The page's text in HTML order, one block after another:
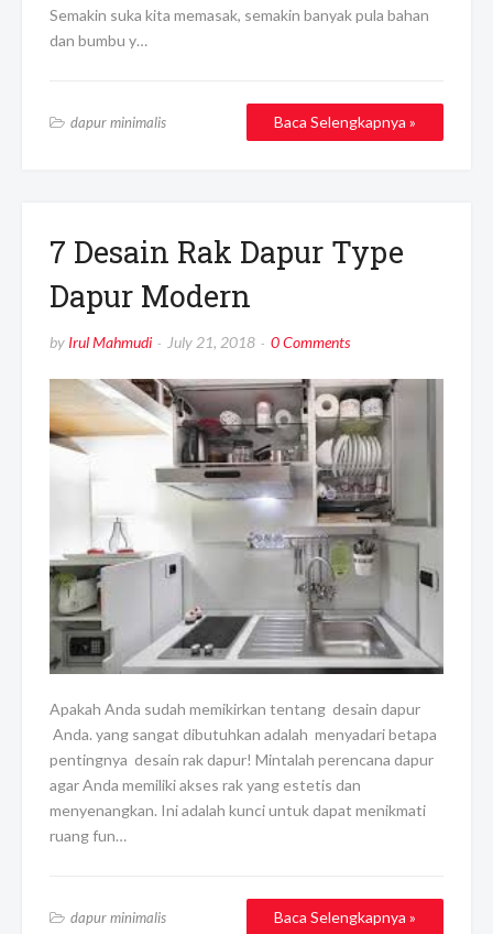
Semakin suka kita memasak, semakin banyak pula bahan
dan bumbu y…
dapur minimalis Baca Selengkapnya »
7 Desain Rak Dapur Type
Dapur Modern
by Irul Mahmudi July 21, 2018 0 Comments
Apakah Anda sudah memikirkan tentang desain dapur
Anda. yang sangat dibutuhkan adalah menyadari betapa
pentingnya desain rak dapur! Mintalah perencana dapur
agar Anda memiliki akses rak yang estetis dan
menyenangkan. Ini adalah kunci untuk dapat menikmati
ruang fun…
dapur minimalis Baca Selengkapnya »